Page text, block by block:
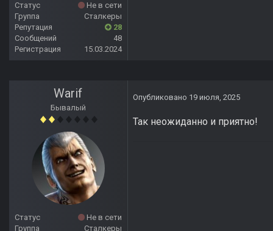
Статус
Не в сети
Группа
Сталкеры
Репутация
28
Сообщений
48
Регистрация
15.03.2024
Warif
Бывалый
Статус
Не в сети
Группа
Сталкеры
Опубликовано 19 июля, 2025
Так неожиданно и приятно!